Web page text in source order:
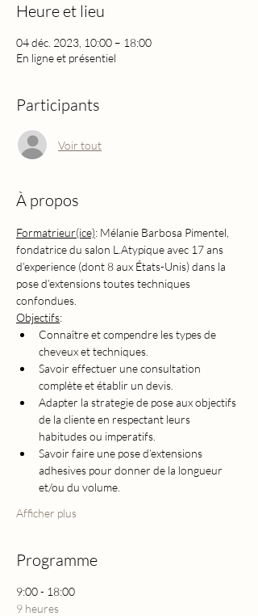
Heure et lieu
04 déc. 2023, 10:00 – 18:00
En ligne et présentiel
Participants
Voir tout
À propos
Formatrieur(ice): Mélanie Barbosa Pimentel,
fondatrice du salon L.Atypique avec 17 ans
d’experience (dont 8 aux États-Unis) dans la
pose d’extensions toutes techniques
confondues.
Objectifs:
Connaître et compendre les types de
cheveux et techniques.
Savoir effectuer une consultation
complète et établir un devis.
Adapter la strategie de pose aux objectifs
de la cliente en respectant leurs
habitudes ou imperatifs.
Savoir faire une pose d’extensions
adhesives pour donner de la longueur
et/ou du volume.
Afficher plus
Programme
9:00 - 18:00
9 heures